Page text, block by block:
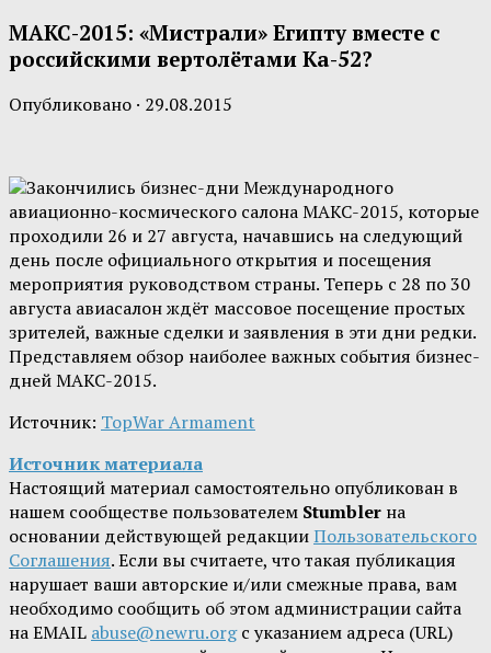
МАКС-2015: «Мистрали» Египту вместе с
российскими вертолётами Ка-52?
Опубликовано · 29.08.2015
Закончились бизнес-дни Международного
авиационно-космического салона МАКС-2015, которые
проходили 26 и 27 августа, начавшись на следующий
день после официального открытия и посещения
мероприятия руководством страны. Теперь с 28 по 30
августа авиасалон ждёт массовое посещение простых
зрителей, важные сделки и заявления в эти дни редки.
Представляем обзор наиболее важных события бизнес-
дней МАКС-2015.
Источник: TopWar Armament
Источник материала
Настоящий материал самостоятельно опубликован в
нашем сообществе пользователем Stumbler на
основании действующей редакцииПользовательского
Соглашения. Если вы считаете, что такая публикация
нарушает ваши авторские и/или смежные права, вам
необходимо сообщить об этом администрации сайта
на EMAIL abuse@newru.orgс указанием адреса (URL)